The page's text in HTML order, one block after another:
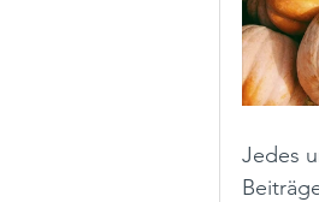
Jedes